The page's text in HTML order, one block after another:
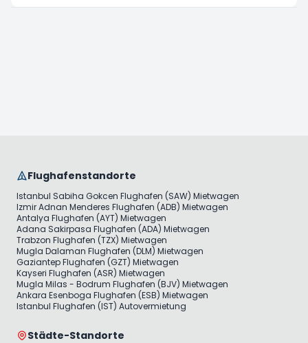
Flughafenstandorte
Istanbul Sabiha Gokcen Flughafen (SAW) Mietwagen
Izmir Adnan Menderes Flughafen (ADB) Mietwagen
Antalya Flughafen (AYT) Mietwagen
Adana Sakirpasa Flughafen (ADA) Mietwagen
Trabzon Flughafen (TZX) Mietwagen
Mugla Dalaman Flughafen (DLM) Mietwagen
Gaziantep Flughafen (GZT) Mietwagen
Kayseri Flughafen (ASR) Mietwagen
Mugla Milas - Bodrum Flughafen (BJV) Mietwagen
Ankara Esenboga Flughafen (ESB) Mietwagen
Istanbul Flughafen (IST) Autovermietung
Städte-Standorte